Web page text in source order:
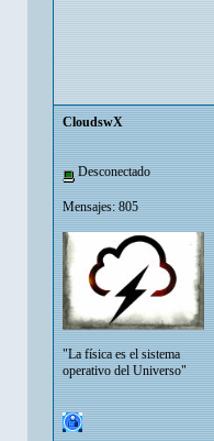
CloudswX
Desconectado
Mensajes: 805
"La física es el sistema
operativo del Universo"